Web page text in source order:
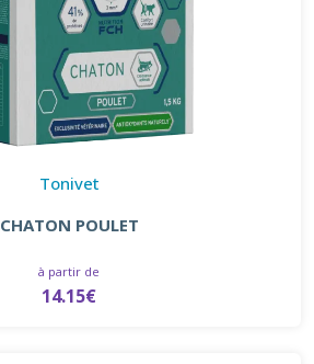
Tonivet
CHATON POULET
à partir de
14.15€